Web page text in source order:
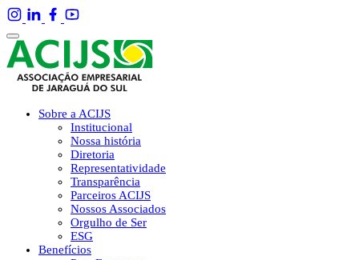
Sobre a ACIJS
Institucional
Nossa história
Diretoria
Representatividade
Transparência
Parceiros ACIJS
Nossos Associados
Orgulho de Ser
ESG
Benefícios